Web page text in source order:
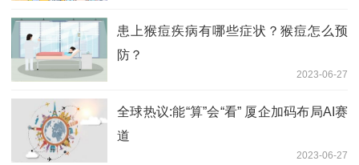
患上猴痘疾病有哪些症状？猴痘怎么预
防？
2023-06-27
全球热议:能“算”会“看” 厦企加码布局AI赛
道
2023-06-27